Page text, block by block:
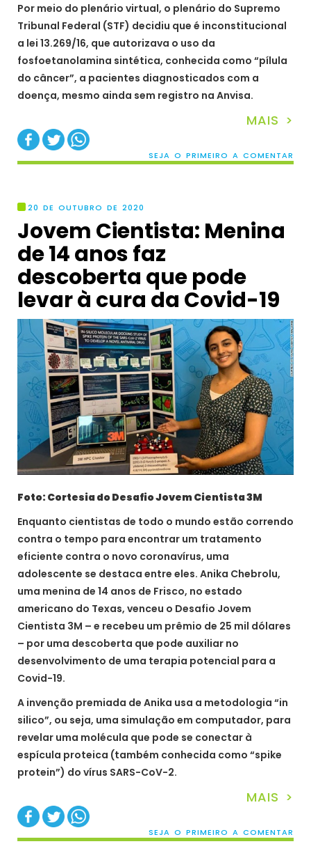
Por meio do plenário virtual, o plenário do Supremo
Tribunal Federal (STF) decidiu que é inconstitucional
a lei 13.269/16, que autorizava o uso da
fosfoetanolamina sintética, conhecida como “pílula
do câncer”, a pacientes diagnosticados com a
doença, mesmo ainda sem registro na Anvisa.
MAIS >
SEJA O PRIMEIRO A COMENTAR
20 DE OUTUBRO DE 2020
Jovem Cientista: Menina
de 14 anos faz
descoberta que pode
levar à cura da Covid-19
Foto: Cortesia do Desafio Jovem Cientista 3M
Enquanto cientistas de todo o mundo estão correndo
contra o tempo para encontrar um tratamento
eficiente contra o novo coronavírus, uma
adolescente se destaca entre eles. Anika Chebrolu,
uma menina de 14 anos de Frisco, no estado
americano do Texas, venceu o Desafio Jovem
Cientista 3M – e recebeu um prêmio de 25 mil dólares
– por uma descoberta que pode auxiliar no
desenvolvimento de uma terapia potencial para a
Covid-19.
A invenção premiada de Anika usa a metodologia “in
silico”, ou seja, uma simulação em computador, para
revelar uma molécula que pode se conectar à
espícula proteica (também conhecida como “spike
protein”) do vírus SARS-CoV-2.
MAIS >
SEJA O PRIMEIRO A COMENTAR